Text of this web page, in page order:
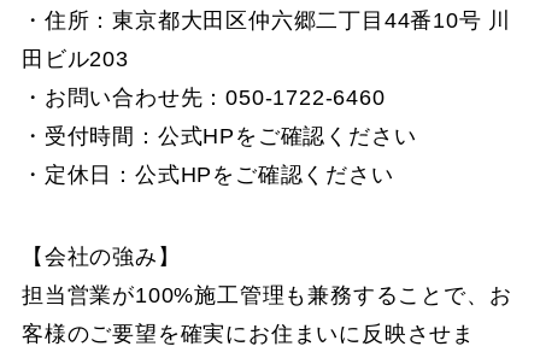
・住所：東京都大田区仲六郷二丁目44番10号 川
田ビル203
・お問い合わせ先：050-1722-6460
・受付時間：公式HPをご確認ください
・定休日：公式HPをご確認ください
【会社の強み】
担当営業が100%施工管理も兼務することで、お
客様のご要望を確実にお住まいに反映させま